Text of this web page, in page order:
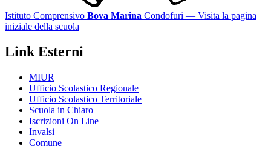
Istituto Comprensivo Bova Marina Condofuri — Visita la pagina
iniziale della scuola
Link Esterni
MIUR
Ufficio Scolastico Regionale
Ufficio Scolastico Territoriale
Scuola in Chiaro
Iscrizioni On Line
Invalsi
Comune